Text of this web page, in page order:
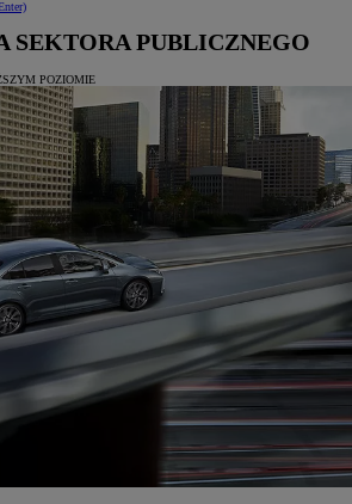
SEKTORA PUBLICZNEGO
POZIOMIE